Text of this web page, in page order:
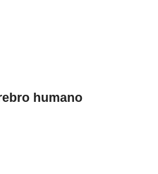
humano